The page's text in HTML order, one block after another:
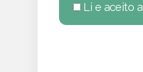
Li e aceito a